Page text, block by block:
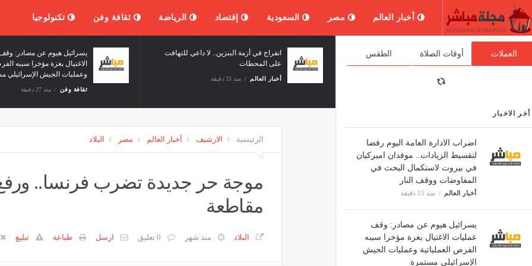
أخبار العالم مصر السعودية إقتصاد الرياضة ثقافة وفن تكنولوجيا
العملات أوقات الصلاة الطقس
أخر الاخبار
اضراب الادارة العامة اليوم رفضا
لتقسيط الزيادات.. موفدان اميركيان
في بيروت لاستكمال البحث في
المفاوضات ووقف النار
أخبار العالم منذ 15 دقيقة
يسرائيل هيوم عن مصادر: وقف
عمليات الاغتيال بغزة مؤخرا سببه
الفرص العملياتية وعمليات الجيش
الإسرائيلي مستمرة
يسرائيل
الاغتيال
وعمليات
ثقافة وفن
انفراج في أزمة البنزين.. لا داعي للتهافت
أخبار العالم
المنصوري كما تشهد البلدة عملية تمشيط
الرئيسية الارشيف أخبار العالم مصر البلاد
مقاطعة
البلاد منذ شهر 0 تعليق ارسل طباعة تبليغ